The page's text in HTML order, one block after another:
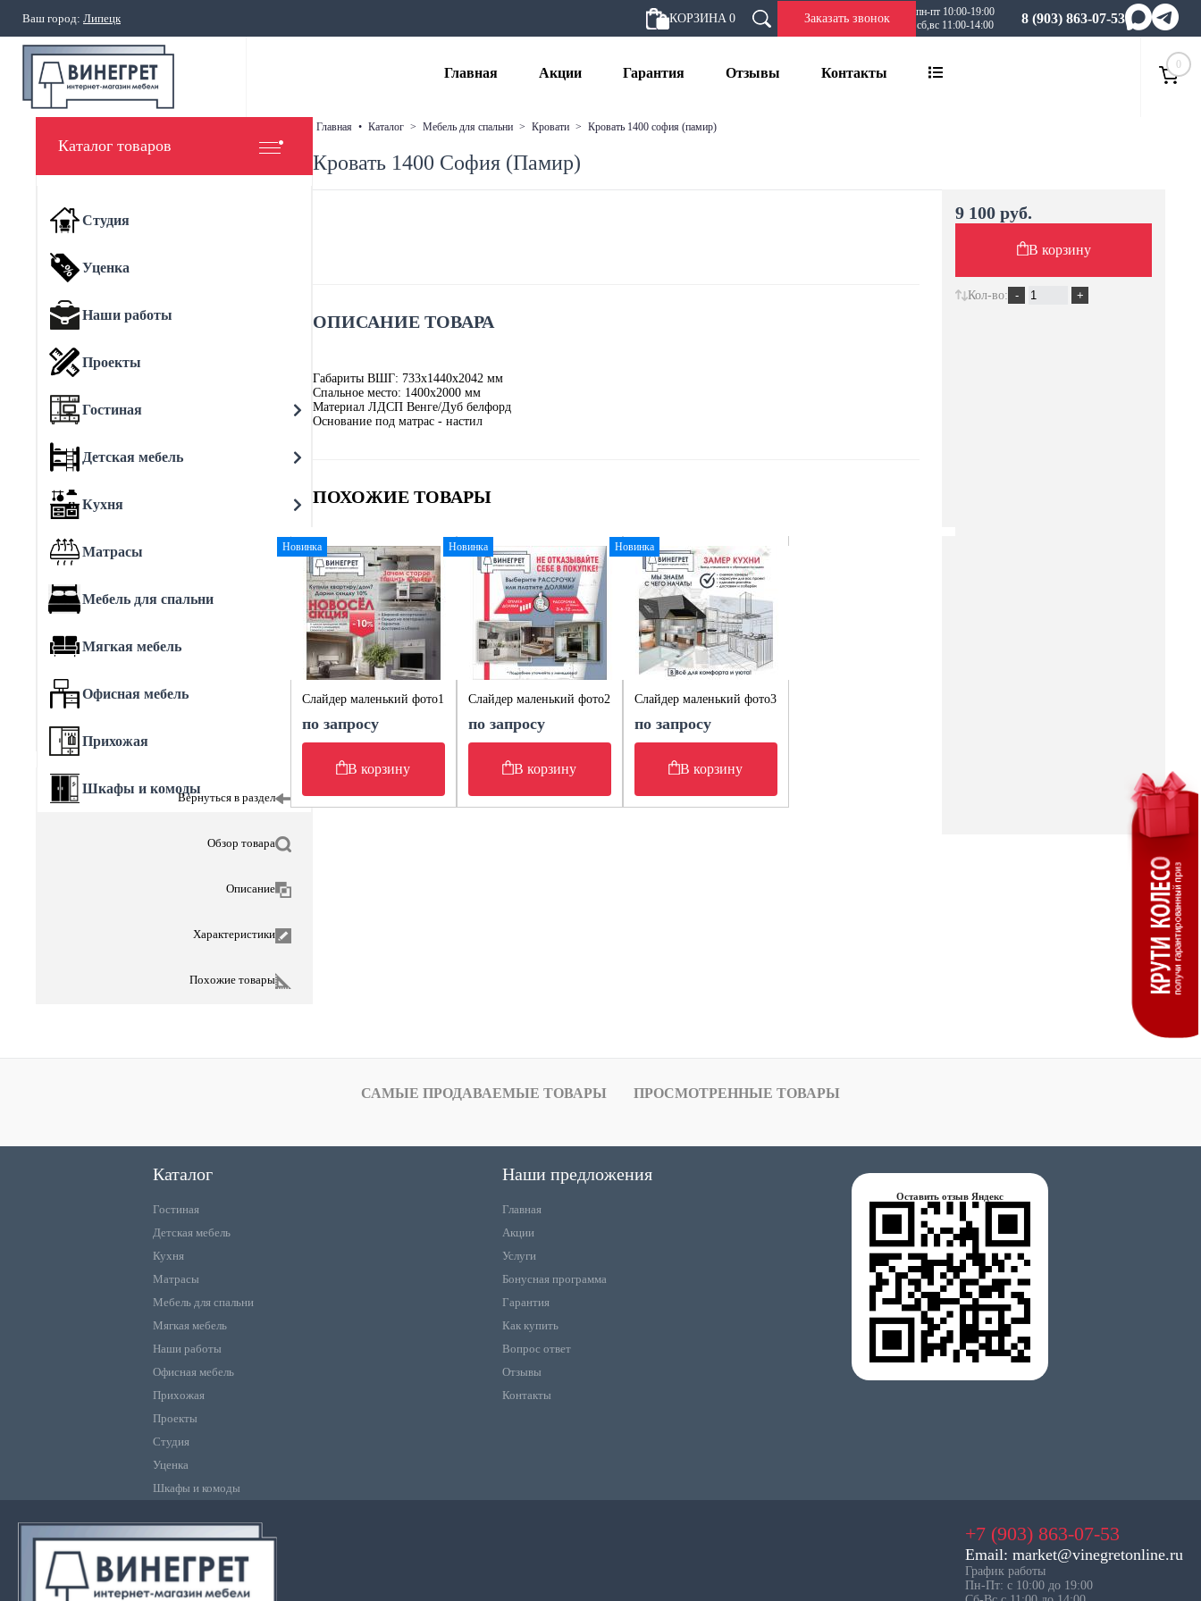
Ваш город: Липецк КОРЗИНА 0 Заказать звонок
пн-пт 10:00-19:00
сб,вс 11:00-14:00
8 (903) 863-07-53
Главная Акции Гарантия Отзывы Контакты
0
Каталог товаров
Студия
Уценка
Наши работы
Проекты
Гостиная
Детская мебель
Кухня
Матрасы
Мебель для спальни
Мягкая мебель
Офисная мебель
Прихожая
Шкафы и комоды
Вернуться в раздел
Обзор товара
Описание
Характеристики
Похожие товары
главная • каталог > мебель для спальни > кровати > кровать 1400 софия (памир)
Кровать 1400 София (Памир)
ОПИСАНИЕ ТОВАРА
Габариты ВШГ: 733х1440х2042 мм
Спальное место: 1400х2000 мм
Материал ЛДСП Венге/Дуб белфорд
Основание под матрас - настил
ПОХОЖИЕ ТОВАРЫ
Новинка
Слайдер маленький фото1
по запросу
В корзину
Новинка
Слайдер маленький фото2
по запросу
В корзину
Новинка
Слайдер маленький фото3
по запросу
В корзину
9 100 руб.
В корзину
Кол-во:
САМЫЕ ПРОДАВАЕМЫЕ ТОВАРЫ ПРОСМОТРЕННЫЕ ТОВАРЫ
Каталог
Гостиная
Детская мебель
Кухня
Матрасы
Мебель для спальни
Мягкая мебель
Наши работы
Офисная мебель
Прихожая
Проекты
Студия
Уценка
Шкафы и комоды
Наши предложения
Главная
Акции
Услуги
Бонусная программа
Гарантия
Как купить
Вопрос ответ
Отзывы
Контакты
Оставить отзыв Яндекс
+7 (903) 863-07-53
Email: market@vinegretonline.ru
График работы
Пн-Пт: с 10:00 до 19:00